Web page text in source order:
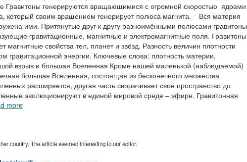
генерируются вращающимися с огромной скоростью ядрами
который своим вращением генерирует полюса магнита. Вся материя
ими. Притянутые друг к другу разноимёнными полюсами гравитоны
гравитационные, магнитные и электромагнитные поля. Гравитоны
магнитные свойства тел, планет и звёзд. Разность величин плотности
гравитационной энергии. Ключевые слова: плотность материи,
взрыв и большая Вселенная Кроме нашей маленькой (наблюдаемой)
большая Вселенная, состоящая из бесконечного множества
расширяется, другая часть сворачивает своё пространство до
эволюционируют в единой мировой среде – эфире. Гравитонная
more
country. The article seemed interesting to our editor.